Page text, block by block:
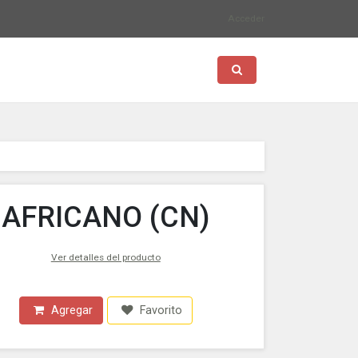
Toggle search
AFRICANO (CN)
Ver detalles del producto
Agregar Favorito